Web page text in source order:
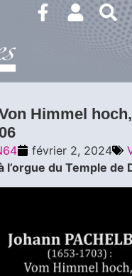
Himmel
février 2, 2024
l’orgue du Temple de